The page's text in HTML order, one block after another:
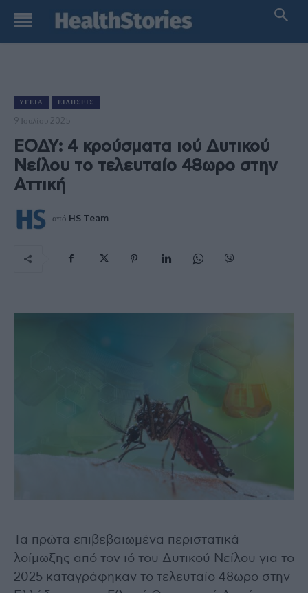
ΥΓΕΊΑ ΕΙΔΉΣΕΙΣ
9 Ιουλίου 2025
ΕΟΔΥ: 4 κρούσματα ιού Δυτικού
Νείλου το τελευταίο 48ωρο στην
Αττική
από HS Team
Τα πρώτα επιβεβαιωμένα περιστατικά
λοίμωξης από τον ιό του Δυτικού Νείλου για το
2025 καταγράφηκαν το τελευταίο 48ωρο στην